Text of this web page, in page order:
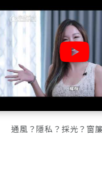
通風？隱私？採光？窗